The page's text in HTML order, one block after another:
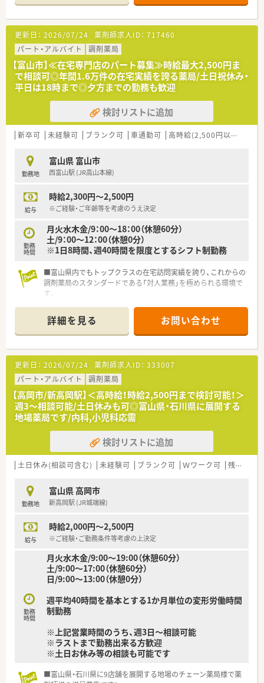
更新日： 2026/07/24 薬剤師求人ID： 717460
パート・アルバイト
調剤薬局
【富山市】≪在宅専門店のパート募集≫時給最大2,500円ま
で相談可◎年間1.6万件の在宅実績を誇る薬局/土日祝休み・
平日は18時まで◎夕方までの勤務も歓迎
検討リストに追加
新卒可 未経験可 ブランク可 車通勤可 高時給(2,500円以上)
勤務地
富山県 富山市
西富山駅 (JR高山本線)
給与
時給2,300円～2,500円
※ご経験・ご年齢等を考慮のうえ決定
勤務
時間
月火水木金/9：00～18：00（休憩60分）
土/9：00～12：00（休憩0分）
※1日8時間、週40時間を限度とするシフト制勤務
■富山県内でもトップクラスの在宅訪問実績を誇り、これからの
調剤薬局のスタンダードである「対人業務」を極められる環境で
す。
が必要とされる領域に積極的です
■「ただ薬を渡すだけではない」薬剤師の専門性を社会に還元す
ることを企業理念として掲げています
■ 代表が薬剤師のキャリア支援に詳しいため、一人ひとりのラ
イフステージに合わせた働き方への理解がある土壌です
詳細を見る お問い合わせ
更新日： 2026/07/24 薬剤師求人ID： 333007
パート・アルバイト
調剤薬局
【高岡市/新高岡駅】＜高時給！時給2,500円まで検討可能！＞
週3～相談可能/土日休みも可◎富山県・石川県に展開する
地場薬局です/内科,小児科応需
検討リストに追加
土日休み(相談可含む) 未経験可 ブランク可 Ｗワーク可 残業なし(ほぼなし含む)
勤務地
富山県 高岡市
新高岡駅 (JR城端線)
給与
時給2,000円～2,500円
※ご経験・ご勤務条件等考慮の上決定
勤務
時間
月火水木金/9:00～19:00（休憩60分）
土/9:00～17:00（休憩60分）
日/9:00～13:00（休憩0分）
週平均40時間を基本とする1か月単位の変形労働時間
制勤務
※上記営業時間のうち、週3日～相談可能
※ラストまで勤務出来る方歓迎
※土日お休み等の相談も可能です
■富山県・石川県に9店舗を展開する地場のチェーン薬局様で薬